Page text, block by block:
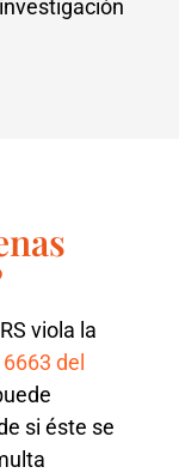
viola la
del
si éste se